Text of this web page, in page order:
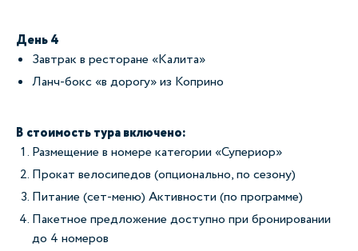
День 4
Завтрак в ресторане «Калита»
Ланч-бокс «в дорогу» из Коприно
В стоимость тура включено:
Размещение в номере категории «Супериор»
Прокат велосипедов (опционально, по сезону)
Питание (сет-меню) Активности (по программе)
Пакетное предложение доступно при бронировании
до 4 номеров